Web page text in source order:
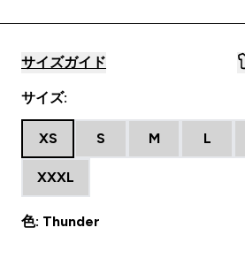
サイズガイド
サイズ:
XS S M L
XXXL
色: Thunder